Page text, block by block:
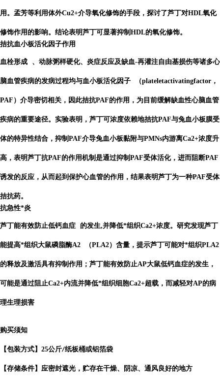
用。孟芳等利用体外Cu2+介导氧化修饰的手段，探讨了芦丁对HDL氧化
修饰作用的影响。结论表明芦丁可显著抑制HDL的氧化修饰。
拮抗血小板活化因子作用
血栓形成 、动脉粥样硬化、炎症反应及缺血-再灌注自由基损伤等诸多心
脑血管疾病的发病过程均与血小板活化因子 （plateletactivatingfactor，
PAF）介导密切相关，因此拮抗PAF的作用，为目前缓解缺血性心脑血管
疾病的重要途径。实验表明，芦丁可浓度依赖地拮抗PAF与兔血小板膜受
体的特异性结合，抑制PAF介导兔血小板黏附与PMNs内游离Ca2+浓度升
高，表明芦丁抗PAF的作用机制是通过抑制PAF受体活化，进而阻断PAF
诱发的反应，从而起到保护心血管的作用，结果表明芦丁为一种PAF受体
拮抗药。
抗急性*炎
芦丁能有效防止低钙血症 的发生,并降低*组织Ca2+浓度。研究发现芦丁
能提高*组织大鼠磷脂酶A2 （PLA2）含量，提示芦丁可能对*组织PLA2
的释放及激活具有抑制作用；芦丁能有效防止AP大鼠低钙血症的发生，
可能是通过阻止Ca2+内流并降低*组织细胞Ca2+超载，而减轻对AP的病
理生理损害
购买须知
【包装方式】 25公斤/纸板桶或铝箔袋
【存储条件】应密封遮光，贮存在干燥、阴凉、通风良好的地方